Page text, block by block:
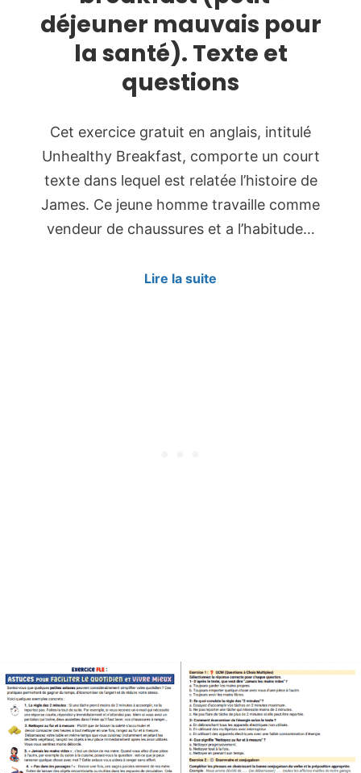
déjeuner mauvais pour
la santé). Texte et
questions
Cet exercice gratuit en anglais, intitulé
Unhealthy Breakfast, comporte un court
texte dans lequel est relatée l’histoire de
James. Ce jeune homme travaille comme
vendeur de chaussures et a l’habitude…
Lire la suite